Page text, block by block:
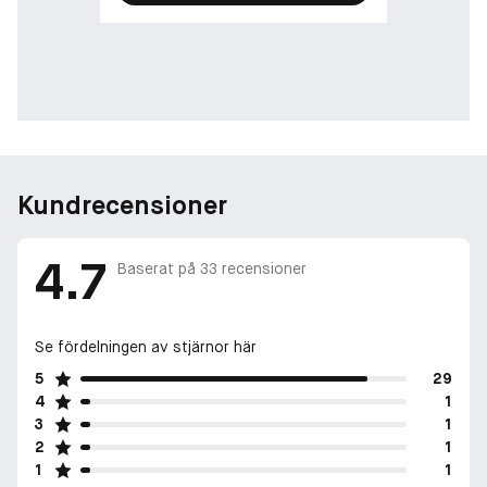
Classiques design är lika oväntad som den är elegant,
sensualitet och empowerment. Dess generösa kurvor påminner
om kurvorna hos en självsäker kvinna, vilket gör den till ett
FÖTROLLANDE SKÖNHET: VARFÖR CLASSIQUE EDT
Classique är mer än en parfym som luktar gott - det är en
hyllning till femininitet och självförtroende. Från de spännande
toppnoterna till den kvardröjande basen förkroppsligar den
Kundrecensioner
4.7 Baserat på 33 recensioner
Se fördelningen av stjärnor här
5
29
4
1
3
1
2
1
1
1